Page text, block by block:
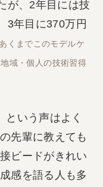
が、2年目には技
3年目に370万円
くまでこのモデルケ
域・個人の技術習得
という声はよく
先輩に教えても
ビードがきれい
感を語る人も多